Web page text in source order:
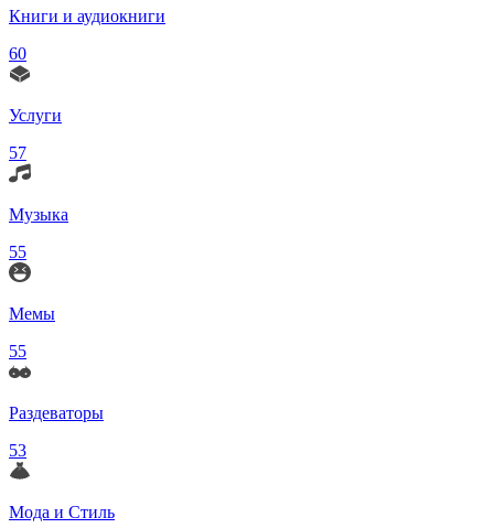
Книги и аудиокниги
60
Услуги
57
Музыка
55
Мемы
55
Раздеваторы
53
Мода и Стиль